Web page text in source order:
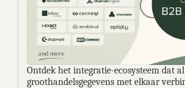
Ontdek het integratie-ecosysteem dat
groothandelsgegevens met elkaar